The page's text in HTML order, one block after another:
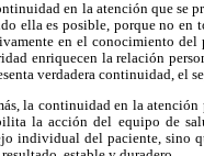
en la atención que se
ella es posible, porque no en
en el conocimiento del
enriquecen la relación
verdadera continuidad, el
la continuidad en la
la acción del equipo de
individual del paciente, sino